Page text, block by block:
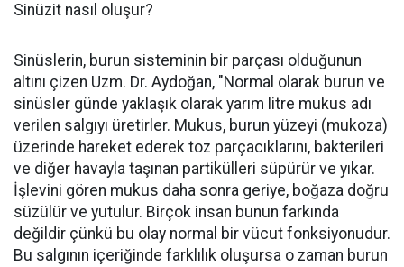
Sinüzit nasıl oluşur?
Sinüslerin, burun sisteminin bir parçası olduğunun
altını çizen Uzm. Dr. Aydoğan, "Normal olarak burun ve
sinüsler günde yaklaşık olarak yarım litre mukus adı
verilen salgıyı üretirler. Mukus, burun yüzeyi (mukoza)
üzerinde hareket ederek toz parçacıklarını, bakterileri
ve diğer havayla taşınan partikülleri süpürür ve yıkar.
İşlevini gören mukus daha sonra geriye, boğaza doğru
süzülür ve yutulur. Birçok insan bunun farkında
değildir çünkü bu olay normal bir vücut fonksiyonudur.
Bu salgının içeriğinde farklılık oluşursa o zaman burun